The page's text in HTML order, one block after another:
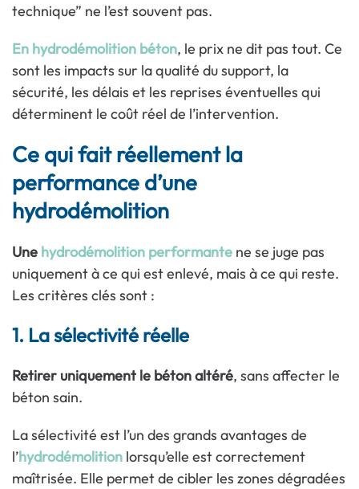
technique” ne l’est souvent pas.
En hydrodémolition béton, le prix ne dit pas tout. Ce
sont les impacts sur la qualité du support, la
sécurité, les délais et les reprises éventuelles qui
déterminent le coût réel de l’intervention.
Ce qui fait réellement la
performance d’une
hydrodémolition
Une hydrodémolition performante ne se juge pas
uniquement à ce qui est enlevé, mais à ce qui reste.
Les critères clés sont :
1. La sélectivité réelle
Retirer uniquement le béton altéré, sans affecter le
béton sain.
La sélectivité est l’un des grands avantages de
l’hydrodémolition lorsqu’elle est correctement
maîtrisée. Elle permet de cibler les zones dégradées